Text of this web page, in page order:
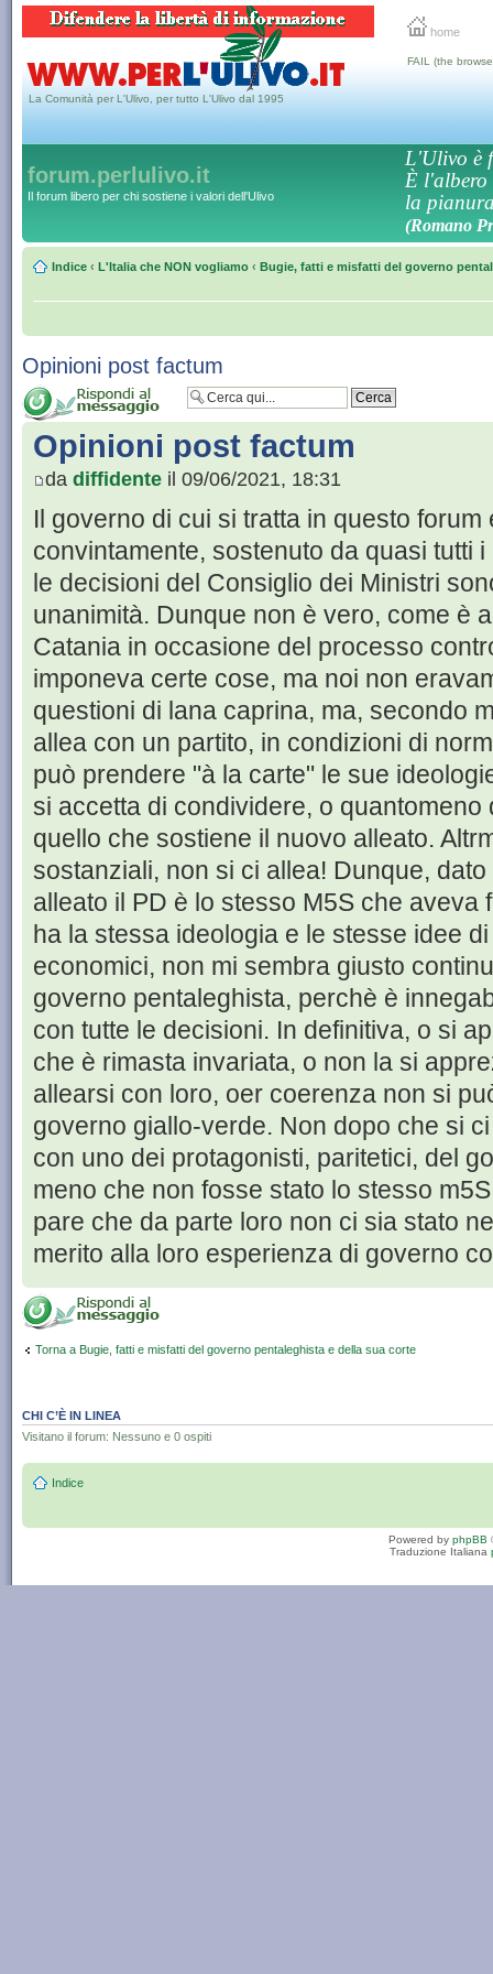
home
La Comunità per L'Ulivo, per tutto L'Ulivo dal 1995
FAIL (the
forum.perlulivo.it
Il forum libero per chi sostiene i valori dell'Ulivo
L'Ulivo è
È l'albero
la
(Romano
Indice ‹ L'Italia che NON vogliamo ‹ Bugie, fatti e misfatti del governo
Opinioni post factum
Opinioni post factum
da diffidente il 09/06/2021, 18:31
Il governo di cui si tratta in questo forum
convintamente, sostenuto da quasi tutti
le decisioni del Consiglio dei Ministri
unanimità. Dunque non è vero, come è
Catania in occasione del processo
imponeva certe cose, ma noi non
questioni di lana caprina, ma, secondo
allea con un partito, in condizioni di
può prendere "à la carte" le sue
si accetta di condividere, o quantomeno
quello che sostiene il nuovo alleato.
sostanziali, non si ci allea! Dunque,
alleato il PD è lo stesso M5S che aveva
ha la stessa ideologia e le stesse idee
economici, non mi sembra giusto
governo pentaleghista, perchè è
con tutte le decisioni. In definitiva, o si
che è rimasta invariata, o non la si
allearsi con loro, oer coerenza non si
governo giallo-verde. Non dopo che si
con uno dei protagonisti, paritetici, del
meno che non fosse stato lo stesso
pare che da parte loro non ci sia stato
merito alla loro esperienza di governo
Torna a Bugie, fatti e misfatti del governo pentaleghista e della sua corte
CHI C’È IN LINEA
Visitano il forum: Nessuno e 0 ospiti
Indice
Powered by phpBB
Traduzione Italiana